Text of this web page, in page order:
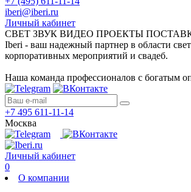
iberi@iberi.ru
Личный кабинет
СВЕТ ЗВУК ВИДЕО ПРОЕКТЫ
Iberi - ваш надежный партнер в области
корпоративных мероприятий и свадеб.
Наша команда профессионалов с богатым
+7 495 611-11-14
Москва
Личный кабинет
0
О компании